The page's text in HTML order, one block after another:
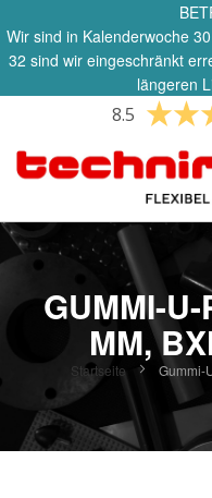
Wir sind in Kalenderwoche
32 sind wir eingeschränkt
längeren
8.5
GUMMI-
MM,
Startseite Gummi-